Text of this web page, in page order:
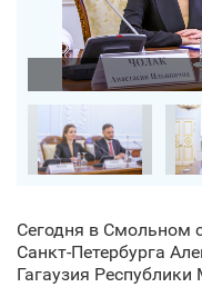
Сегодня в Смольном
Санкт‑Петербурга
Гагаузия